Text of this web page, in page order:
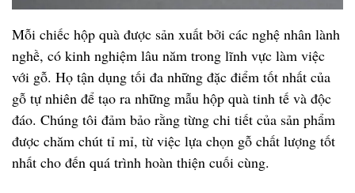
Mỗi chiếc hộp quà được sản xuất bởi các nghệ nhân lành
nghề, có kinh nghiệm lâu năm trong lĩnh vực làm việc
với gỗ. Họ tận dụng tối đa những đặc điểm tốt nhất của
gỗ tự nhiên để tạo ra những mẫu hộp quà tinh tế và độc
đáo. Chúng tôi đảm bảo rằng từng chi tiết của sản phẩm
được chăm chút tỉ mỉ, từ việc lựa chọn gỗ chất lượng tốt
nhất cho đến quá trình hoàn thiện cuối cùng.